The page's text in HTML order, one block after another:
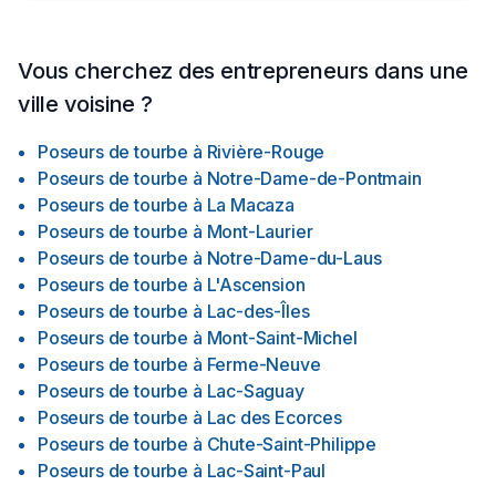
Vous cherchez des entrepreneurs dans une
ville voisine ?
Poseurs de tourbe à Rivière-Rouge
Poseurs de tourbe à Notre-Dame-de-Pontmain
Poseurs de tourbe à La Macaza
Poseurs de tourbe à Mont-Laurier
Poseurs de tourbe à Notre-Dame-du-Laus
Poseurs de tourbe à L'Ascension
Poseurs de tourbe à Lac-des-Îles
Poseurs de tourbe à Mont-Saint-Michel
Poseurs de tourbe à Ferme-Neuve
Poseurs de tourbe à Lac-Saguay
Poseurs de tourbe à Lac des Ecorces
Poseurs de tourbe à Chute-Saint-Philippe
Poseurs de tourbe à Lac-Saint-Paul